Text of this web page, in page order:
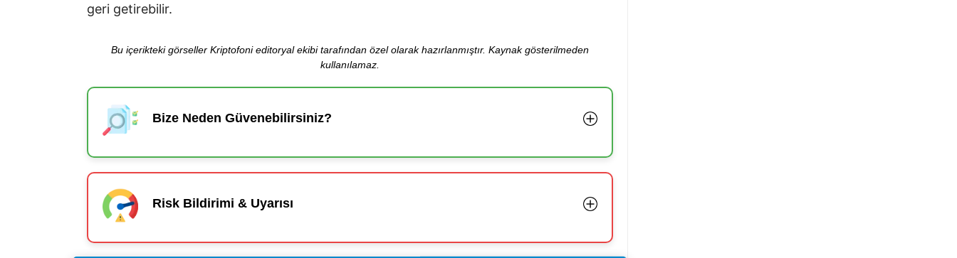
geri getirebilir.
Bu içerikteki görseller Kriptofoni editoryal ekibi tarafından özel olarak hazırlanmıştır. Kaynak gösterilmeden
kullanılamaz.
Bize Neden Güvenebilirsiniz?
Risk Bildirimi & Uyarısı